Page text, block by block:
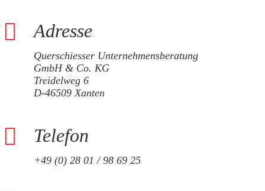
Adresse
Querschiesser Unternehmensberatung
GmbH & Co. KG
Treidelweg 6
D-46509 Xanten
Telefon
+49 (0) 28 01 / 98 69 25